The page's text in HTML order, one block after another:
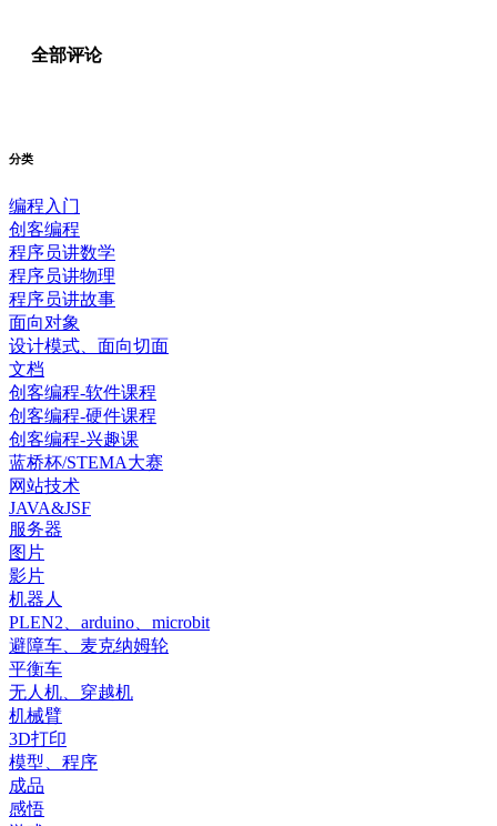
全部评论
分类
编程入门
创客编程
程序员讲数学
程序员讲物理
程序员讲故事
面向对象
设计模式、面向切面
文档
创客编程-软件课程
创客编程-硬件课程
创客编程-兴趣课
蓝桥杯/STEMA大赛
网站技术
JAVA&JSF
服务器
图片
影片
机器人
PLEN2、arduino、microbit
避障车、麦克纳姆轮
平衡车
无人机、穿越机
机械臂
3D打印
模型、程序
成品
感悟